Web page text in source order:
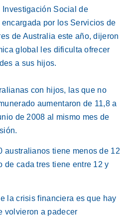
Investigación Social de
por los Servicios de
de Australia este año, dijeron
global les dificulta ofrecer
a sus hijos.
con hijos, las que no
aumentaron de 11,8 a
de 2008 al mismo mes de
australianos tiene menos de 12
de cada tres tiene entre 12 y
la crisis financiera es que hay
volvieron a padecer